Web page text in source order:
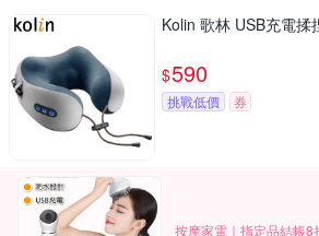
Kolin 歌林 USB充電
$590
挑戰低價 券
按摩家電｜指定品結帳8